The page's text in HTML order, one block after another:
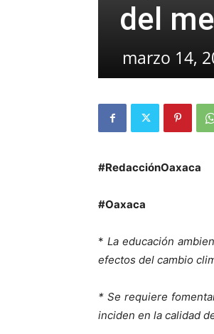
del
marzo 14,
#RedacciónOaxaca
#Oaxaca
* La educación
efectos del cambio
* Se requiere
inciden en la calidad